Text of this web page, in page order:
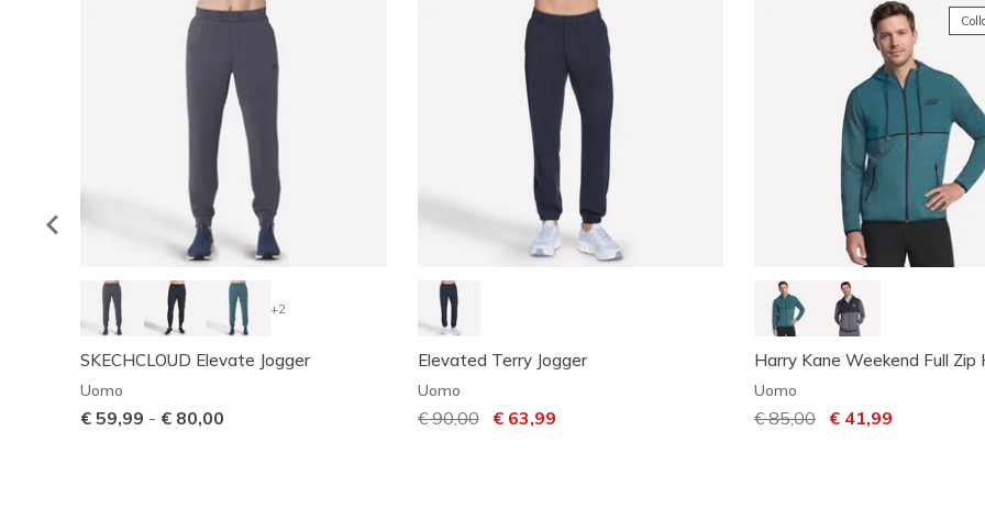
+2
SKECHCLOUD Elevate Jogger
Uomo
€ 59,99 - € 80,00
Elevated Terry Jogger
Uomo
Prezzo ridotto da
€ 90,00per€ 63,99
Harry Kane Weekend Full Zip
Uomo
Prezzo ridotto da
€ 85,00 per
€ 41,99